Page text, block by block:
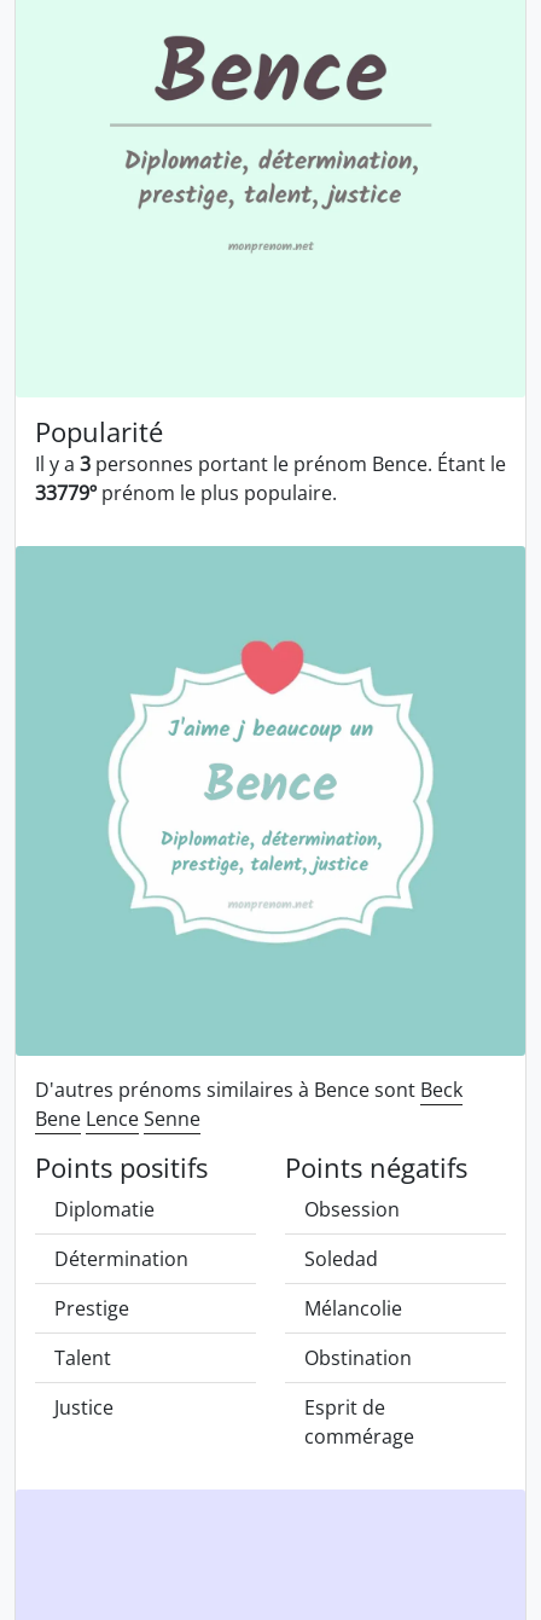
Popularité
Il y a 3 personnes portant le prénom Bence. Étant le
33779º prénom le plus populaire.
D'autres prénoms similaires à Bence sont Beck
Bene LenceSenne
Points positifs
Diplomatie
Détermination
Prestige
Talent
Justice
Points négatifs
Obsession
Soledad
Mélancolie
Obstination
Esprit de
commérage